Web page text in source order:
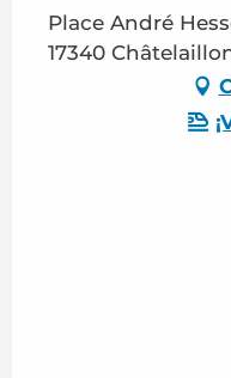
Place André
17340